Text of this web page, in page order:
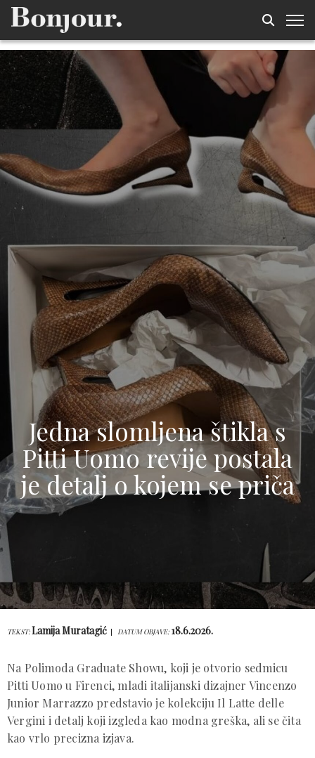
Jedna slomljena štikla s
Pitti Uomo revije postala
je detalj o kojem se priča
TEKST:Lamija Muratagić DATUM OBJAVE: 18.6.2026.
Na Polimoda Graduate Showu, koji je otvorio sedmicu
Pitti Uomo u Firenci, mladi italijanski dizajner Vincenzo
Junior Marrazzo predstavio je kolekciju Il Latte delle
Vergini i detalj koji izgleda kao modna greška, ali se čita
kao vrlo precizna izjava.